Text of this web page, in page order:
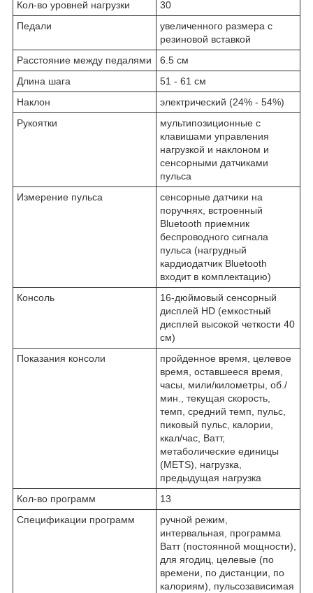
Кол-во уровней нагрузки
30
Педали
увеличенного размера с
резиновой вставкой
Расстояние между педалями
6.5 см
Длина шага
51 - 61 см
Наклон
электрический (24% - 54%)
Рукоятки
мультипозиционные с
клавишами управления
нагрузкой и наклоном и
сенсорными датчиками
пульса
Измерение пульса
сенсорные датчики на
поручнях, встроенный
Bluetooth приемник
беспроводного сигнала
пульса (нагрудный
кардиодатчик Bluetooth
входит в комплектацию)
Консоль
16-дюймовый сенсорный
дисплей HD (емкостный
дисплей высокой четкости 40
см)
Показания консоли
пройденное время, целевое
время, оставшееся время,
часы, мили/километры, об./
мин., текущая скорость,
темп, средний темп, пульс,
пиковый пульс, калории,
ккал/час, Ватт,
метаболические единицы
(METS), нагрузка,
предыдущая нагрузка
Кол-во программ
13
Спецификации программ
ручной режим,
интервальная, программа
Ватт (постоянной мощности),
для ягодиц, целевые (по
времени, по дистанции, по
калориям), пульсозависимая